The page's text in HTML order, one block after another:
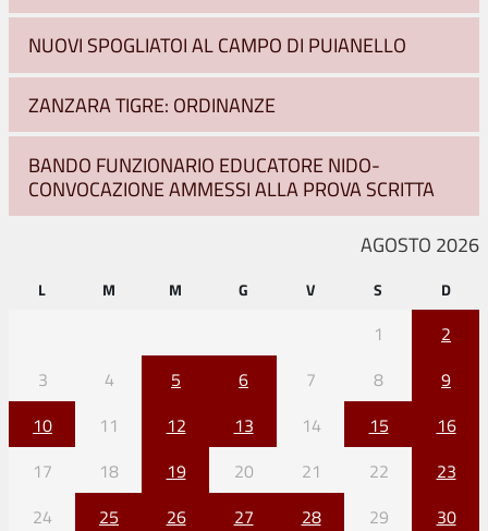
NUOVI SPOGLIATOI AL CAMPO DI PUIANELLO
ZANZARA TIGRE: ORDINANZE
BANDO FUNZIONARIO EDUCATORE NIDO-
CONVOCAZIONE AMMESSI ALLA PROVA SCRITTA
AGOSTO 2026
L M M G V S D
1
2
3
4 5 6 7 8
9
10
11 12 13 14 15
16
17
18 19 20 21 22
23
24
25 26 27 28 29
30